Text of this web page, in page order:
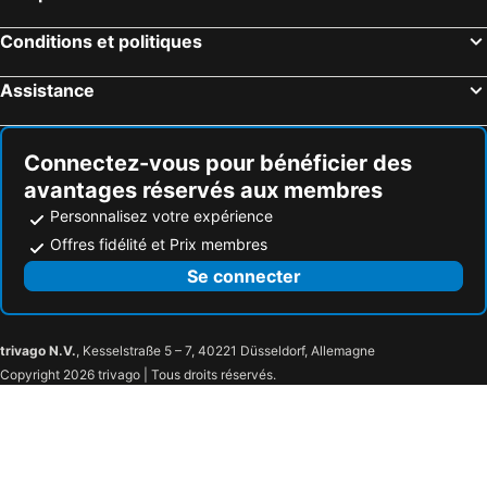
Hotel Palau Macelli
Casas Golf Relax
Mas Palou
Laroque-des-Albères, hôtels avec piscine
Calonge, hôtels avec piscine
Mayá de Moncal, hôtels avec piscine
Conditions et politiques
Assistance
Connectez-vous pour bénéficier des
avantages réservés aux membres
Personnalisez votre expérience
Offres fidélité et Prix membres
Se connecter
trivago N.V., Kesselstraße 5 – 7, 40221 Düsseldorf, Allemagne
Copyright 2026 trivago | Tous droits réservés.